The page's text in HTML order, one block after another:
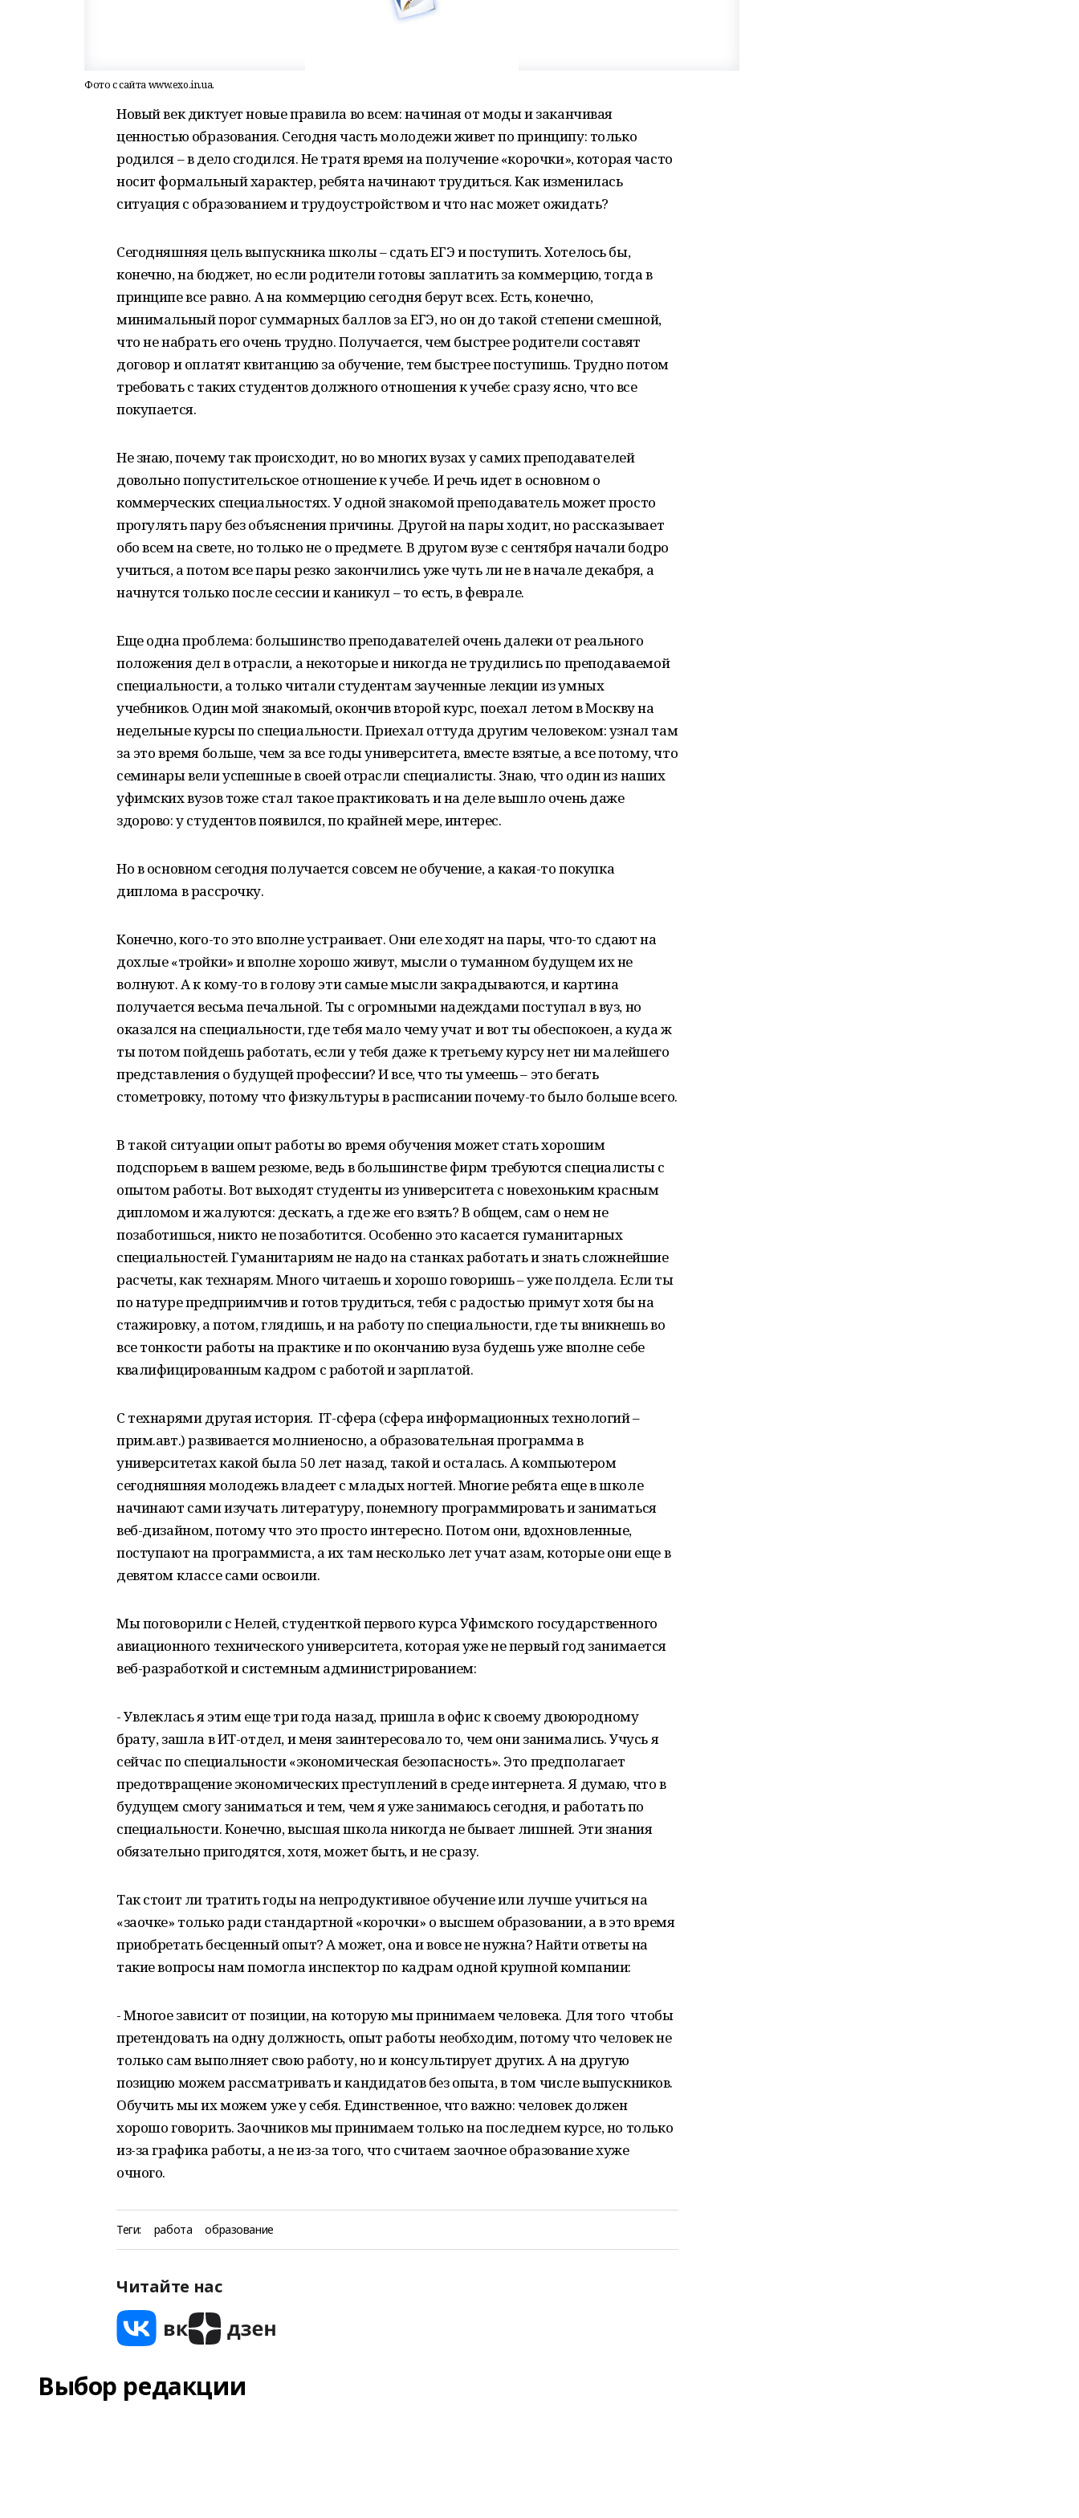
Фото с сайта www.exo.in.ua.
Новый век диктует новые правила во всем: начиная от моды и заканчивая
ценностью образования. Сегодня часть молодежи живет по принципу: только
родился – в дело сгодился. Не тратя время на получение «корочки», которая часто
носит формальный характер, ребята начинают трудиться. Как изменилась
ситуация с образованием и трудоустройством и что нас может ожидать?
Сегодняшняя цель выпускника школы – сдать ЕГЭ и поступить. Хотелось бы,
конечно, на бюджет, но если родители готовы заплатить за коммерцию, тогда в
принципе все равно. А на коммерцию сегодня берут всех. Есть, конечно,
минимальный порог суммарных баллов за ЕГЭ, но он до такой степени смешной,
что не набрать его очень трудно. Получается, чем быстрее родители составят
договор и оплатят квитанцию за обучение, тем быстрее поступишь. Трудно потом
требовать с таких студентов должного отношения к учебе: сразу ясно, что все
покупается.
Не знаю, почему так происходит, но во многих вузах у самих преподавателей
довольно попустительское отношение к учебе. И речь идет в основном о
коммерческих специальностях. У одной знакомой преподаватель может просто
прогулять пару без объяснения причины. Другой на пары ходит, но рассказывает
обо всем на свете, но только не о предмете. В другом вузе с сентября начали бодро
учиться, а потом все пары резко закончились уже чуть ли не в начале декабря, а
начнутся только после сессии и каникул – то есть, в феврале.
Еще одна проблема: большинство преподавателей очень далеки от реального
положения дел в отрасли, а некоторые и никогда не трудились по преподаваемой
специальности, а только читали студентам заученные лекции из умных
учебников. Один мой знакомый, окончив второй курс, поехал летом в Москву на
недельные курсы по специальности. Приехал оттуда другим человеком: узнал там
за это время больше, чем за все годы университета, вместе взятые, а все потому, что
семинары вели успешные в своей отрасли специалисты. Знаю, что один из наших
уфимских вузов тоже стал такое практиковать и на деле вышло очень даже
здорово: у студентов появился, по крайней мере, интерес.
Но в основном сегодня получается совсем не обучение, а какая-то покупка
диплома в рассрочку.
Конечно, кого-то это вполне устраивает. Они еле ходят на пары, что-то сдают на
дохлые «тройки» и вполне хорошо живут, мысли о туманном будущем их не
волнуют. А к кому-то в голову эти самые мысли закрадываются, и картина
получается весьма печальной. Ты с огромными надеждами поступал в вуз, но
оказался на специальности, где тебя мало чему учат и вот ты обеспокоен, а куда ж
ты потом пойдешь работать, если у тебя даже к третьему курсу нет ни малейшего
представления о будущей профессии? И все, что ты умеешь – это бегать
стометровку, потому что физкультуры в расписании почему-то было больше всего.
В такой ситуации опыт работы во время обучения может стать хорошим
подспорьем в вашем резюме, ведь в большинстве фирм требуются специалисты с
опытом работы. Вот выходят студенты из университета с новехоньким красным
дипломом и жалуются: дескать, а где же его взять? В общем, сам о нем не
позаботишься, никто не позаботится. Особенно это касается гуманитарных
специальностей. Гуманитариям не надо на станках работать и знать сложнейшие
расчеты, как технарям. Много читаешь и хорошо говоришь – уже полдела. Если ты
по натуре предприимчив и готов трудиться, тебя с радостью примут хотя бы на
стажировку, а потом, глядишь, и на работу по специальности, где ты вникнешь во
все тонкости работы на практике и по окончанию вуза будешь уже вполне себе
квалифицированным кадром с работой и зарплатой.
С технарями другая история. IT-сфера (сфера информационных технологий –
прим.авт.) развивается молниеносно, а образовательная программа в
университетах какой была 50 лет назад, такой и осталась. А компьютером
сегодняшняя молодежь владеет с младых ногтей. Многие ребята еще в школе
начинают сами изучать литературу, понемногу программировать и заниматься
веб-дизайном, потому что это просто интересно. Потом они, вдохновленные,
поступают на программиста, а их там несколько лет учат азам, которые они еще в
девятом классе сами освоили.
Мы поговорили с Нелей, студенткой первого курса Уфимского государственного
авиационного технического университета, которая уже не первый год занимается
веб-разработкой и системным администрированием:
- Увлеклась я этим еще три года назад, пришла в офис к своему двоюродному
брату, зашла в ИТ-отдел, и меня заинтересовало то, чем они занимались. Учусь я
сейчас по специальности «экономическая безопасность». Это предполагает
предотвращение экономических преступлений в среде интернета. Я думаю, что в
будущем смогу заниматься и тем, чем я уже занимаюсь сегодня, и работать по
специальности. Конечно, высшая школа никогда не бывает лишней. Эти знания
обязательно пригодятся, хотя, может быть, и не сразу.
Так стоит ли тратить годы на непродуктивное обучение или лучше учиться на
«заочке» только ради стандартной «корочки» о высшем образовании, а в это время
приобретать бесценный опыт? А может, она и вовсе не нужна? Найти ответы на
такие вопросы нам помогла инспектор по кадрам одной крупной компании:
- Многое зависит от позиции, на которую мы принимаем человека. Для того чтобы
претендовать на одну должность, опыт работы необходим, потому что человек не
только сам выполняет свою работу, но и консультирует других. А на другую
позицию можем рассматривать и кандидатов без опыта, в том числе выпускников.
Обучить мы их можем уже у себя. Единственное, что важно: человек должен
хорошо говорить. Заочников мы принимаем только на последнем курсе, но только
из-за графика работы, а не из-за того, что считаем заочное образование хуже
очного.
Теги: работа образование
Читайте нас
Выбор редакции